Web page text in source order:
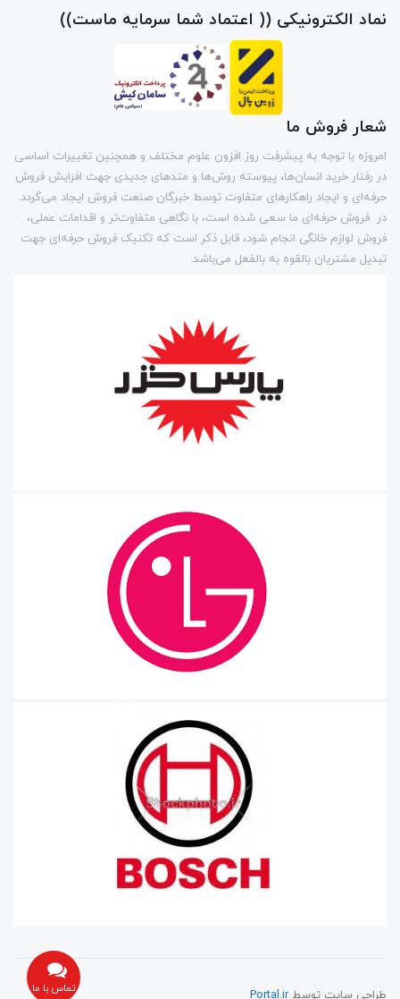
نماد الکترونیکی (( اعتماد شما سرمایه ماست))
شعار فروش ما
امروزه با توجه به پیشرفت روز افزون علوم مختلف و همچنین تغییرات اساسی
در رفتار خرید انسان‌ها، پیوسته روش‌ها و متد‌های جدیدی جهت افزایش فروش
حرفه‌ای و ایجاد راهکارهای متفاوت توسط خبرگان صنعت فروش ایجاد می‌گردد.
در فروش حرفه‌ای ما سعی شده است، با نگاهی متفاوت‌تر و اقدامات عملی،
فروش لوازم خانگی انجام شود، قابل ذکر است که تکنیک فروش حرفه‌ای جهت
تبدیل مشتریان بالقوه به بالفعل می‌باشد.
طراحی سایت توسطPortal.ir تماس با ما